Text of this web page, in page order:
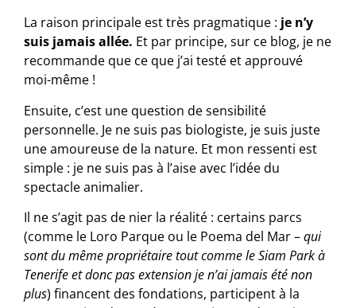
La raison principale est très pragmatique : je n’y
suis jamais allée. Et par principe, sur ce blog, je ne
recommande que ce que j’ai testé et approuvé
moi-même !
Ensuite, c’est une question de sensibilité
personnelle. Je ne suis pas biologiste, je suis juste
une amoureuse de la nature. Et mon ressenti est
simple : je ne suis pas à l’aise avec l’idée du
spectacle animalier.
Il ne s’agit pas de nier la réalité : certains parcs
(comme le Loro Parque ou le Poema del Mar –qui
sont du même propriétaire tout comme le Siam Park à
Tenerife et donc pas extension je n’ai jamais été non
plus) financent des fondations, participent à la